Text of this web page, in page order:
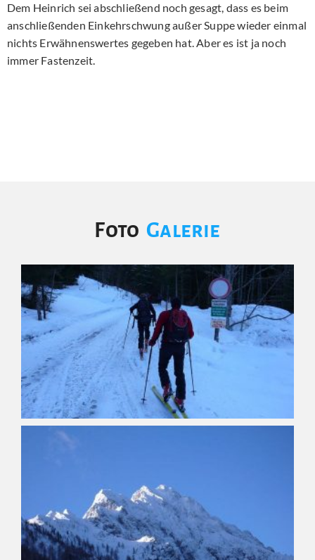
Dem Heinrich sei abschließend noch gesagt, dass es beim
anschließenden Einkehrschwung außer Suppe wieder einmal
nichts Erwähnenswertes gegeben hat. Aber es ist ja noch
immer Fastenzeit.
Foto Galerie